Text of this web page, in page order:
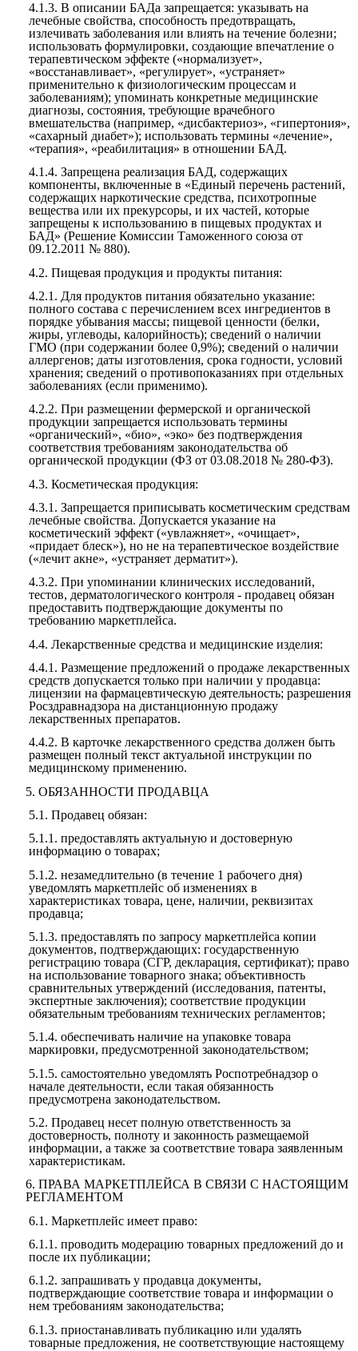
4.1.3.В описании БАДа запрещается: указывать на
лечебные свойства, способность предотвращать,
излечивать заболевания или влиять на течение болезни;
использовать формулировки, создающие впечатление о
терапевтическом эффекте («нормализует»,
«восстанавливает», «регулирует», «устраняет»
применительно к физиологическим процессам и
заболеваниям); упоминать конкретные медицинские
диагнозы, состояния, требующие врачебного
вмешательства (например, «дисбактериоз», «гипертония»,
«сахарный диабет»); использовать термины «лечение»,
«терапия», «реабилитация» в отношении БАД.
4.1.4.Запрещена реализация БАД, содержащих
компоненты, включенные в «Единый перечень растений,
содержащих наркотические средства, психотропные
вещества или их прекурсоры, и их частей, которые
запрещены к использованию в пищевых продуктах и
БАД» (Решение Комиссии Таможенного союза от
09.12.2011 № 880).
4.2.Пищевая продукция и продукты питания:
4.2.1. Для продуктов питания обязательно указание:
полного состава с перечислением всех ингредиентов в
порядке убывания массы; пищевой ценности (белки,
жиры, углеводы, калорийность); сведений о наличии
ГМО (при содержании более 0,9%); сведений о наличии
аллергенов; даты изготовления, срока годности, условий
хранения; сведений о противопоказаниях при отдельных
заболеваниях (если применимо).
4.2.2.При размещении фермерской и органической
продукции запрещается использовать термины
«органический», «био», «эко» без подтверждения
соответствия требованиям законодательства об
органической продукции (ФЗ от 03.08.2018 № 280-ФЗ).
4.3.Косметическая продукция:
4.3.1.Запрещается приписывать косметическим средствам
лечебные свойства. Допускается указание на
косметический эффект («увлажняет», «очищает»,
«придает блеск»), но не на терапевтическое воздействие
(«лечит акне», «устраняет дерматит»).
4.3.2.При упоминании клинических исследований,
тестов, дерматологического контроля - продавец обязан
предоставить подтверждающие документы по
требованию маркетплейса.
4.4.Лекарственные средства и медицинские изделия:
4.4.1.Размещение предложений о продаже лекарственных
средств допускается только при наличии у продавца:
лицензии на фармацевтическую деятельность; разрешения
Росздравнадзора на дистанционную продажу
лекарственных препаратов.
4.4.2.В карточке лекарственного средства должен быть
размещен полный текст актуальной инструкции по
медицинскому применению.
5. ОБЯЗАННОСТИ ПРОДАВЦА
5.1.Продавец обязан:
5.1.1.предоставлять актуальную и достоверную
информацию о товарах;
5.1.2.незамедлительно (в течение 1 рабочего дня)
уведомлять маркетплейс об изменениях в
характеристиках товара, цене, наличии, реквизитах
продавца;
5.1.3.предоставлять по запросу маркетплейса копии
документов, подтверждающих: государственную
регистрацию товара (СГР, декларация, сертификат); право
на использование товарного знака; объективность
сравнительных утверждений (исследования, патенты,
экспертные заключения); соответствие продукции
обязательным требованиям технических регламентов;
5.1.4.обеспечивать наличие на упаковке товара
маркировки, предусмотренной законодательством;
5.1.5.самостоятельно уведомлять Роспотребнадзор о
начале деятельности, если такая обязанность
предусмотрена законодательством.
5.2.Продавец несет полную ответственность за
достоверность, полноту и законность размещаемой
информации, а также за соответствие товара заявленным
характеристикам.
6. ПРАВА МАРКЕТПЛЕЙСА В СВЯЗИ С НАСТОЯЩИМ
РЕГЛАМЕНТОМ
6.1.Маркетплейс имеет право:
6.1.1.проводить модерацию товарных предложений до и
после их публикации;
6.1.2.запрашивать у продавца документы,
подтверждающие соответствие товара и информации о
нем требованиям законодательства;
6.1.3.приостанавливать публикацию или удалять
товарные предложения, не соответствующие настоящему